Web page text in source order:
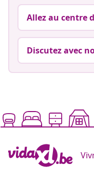
Allez au centre
Discutez avec